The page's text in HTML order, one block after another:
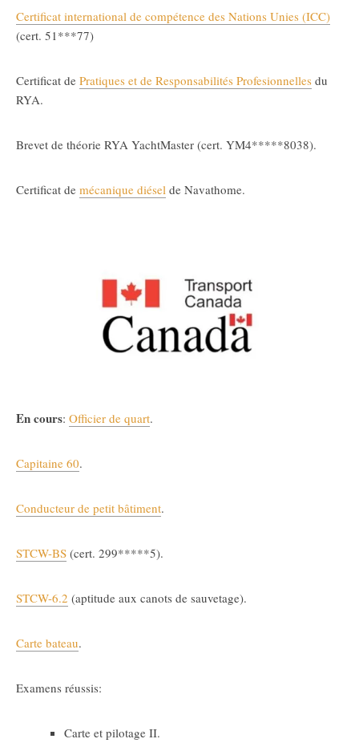
Certificat international de compétence des Nations Unies (ICC)
(cert. 51***77)
Certificat de Pratiques et de Responsabilités Profesionnelles du
RYA.
Brevet de théorie RYA YachtMaster (cert. YM4*****8038).
Certificat de mécanique diésel de Navathome.
En cours: Officier de quart.
Capitaine 60.
Conducteur de petit bâtiment.
STCW-BS (cert. 299*****5).
STCW-6.2 (aptitude aux canots de sauvetage).
Carte bateau.
Examens réussis:
Carte et pilotage II.